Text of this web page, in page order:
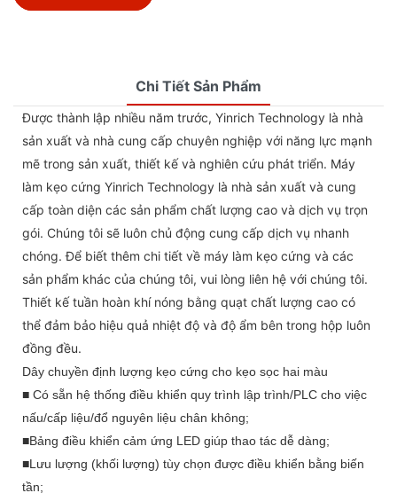
Chi Tiết Sản Phẩm
Được thành lập nhiều năm trước, Yinrich Technology là nhà
sản xuất và nhà cung cấp chuyên nghiệp với năng lực mạnh
mẽ trong sản xuất, thiết kế và nghiên cứu phát triển. Máy
làm kẹo cứng Yinrich Technology là nhà sản xuất và cung
cấp toàn diện các sản phẩm chất lượng cao và dịch vụ trọn
gói. Chúng tôi sẽ luôn chủ động cung cấp dịch vụ nhanh
chóng. Để biết thêm chi tiết về máy làm kẹo cứng và các
sản phẩm khác của chúng tôi, vui lòng liên hệ với chúng tôi.
Thiết kế tuần hoàn khí nóng bằng quạt chất lượng cao có
thể đảm bảo hiệu quả nhiệt độ và độ ẩm bên trong hộp luôn
đồng đều.
Dây chuyền định lượng kẹo cứng cho kẹo sọc hai màu
■ Có sẵn hệ thống điều khiển quy trình lập trình/PLC cho việc
nấu/cấp liệu/đổ nguyên liệu chân không;
■Bảng điều khiển cảm ứng LED giúp thao tác dễ dàng;
■Lưu lượng (khối lượng) tùy chọn được điều khiển bằng biến
tần;